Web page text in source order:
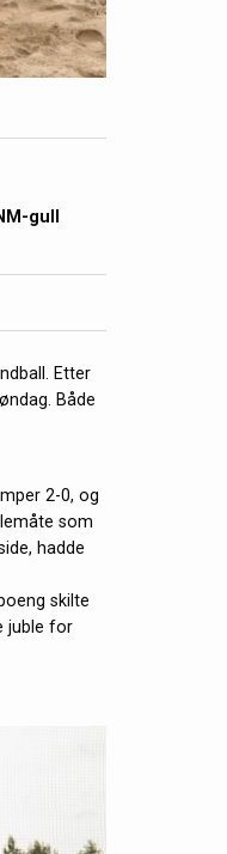
gull
Etter
Både
2-0, og
som
hadde
skilte
juble for